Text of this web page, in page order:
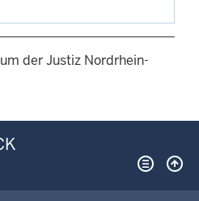
der Justiz Nordrhein-